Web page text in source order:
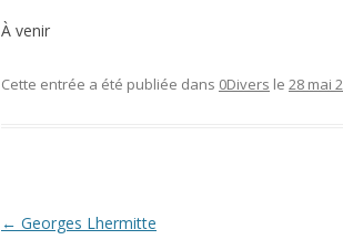
À venir
Cette entrée a été publiée dans 0Divers le 28 mai
Navigation
← Georges Lhermitte